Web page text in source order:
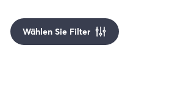
Wählen Sie Filter